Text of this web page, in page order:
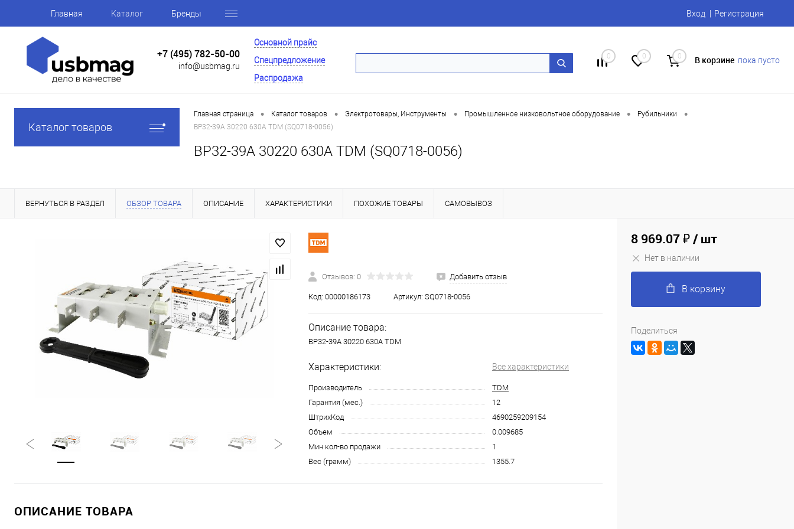
Главная Каталог Бренды Вход Регистрация
+7 (495) 782-50-00
info@usbmag.ru
Основной прайс
Спецпредложение
Распродажа
0 0 0 В корзине пока пусто
Каталог товаров
Главная страница • Каталог товаров • Электротовары, Инструменты • Промышленное низковольтное оборудование • Рубильники •
ВР32-39А 30220 630А TDM (SQ0718-0056)
ВР32-39А 30220 630А TDM (SQ0718-0056)
ВЕРНУТЬСЯ В РАЗДЕЛ ОБЗОР ТОВАРА ОПИСАНИЕ ХАРАКТЕРИСТИКИ ПОХОЖИЕ ТОВАРЫ САМОВЫВОЗ
Отзывов: 0 Добавить отзыв
Код: 00000186173 Артикул: SQ0718-0056
Описание товара:
ВР32-39А 30220 630А TDM
Характеристики: Все характеристики
Производитель
TDM
Гарантия (мес.)
12
ШтрихКод
4690259209154
Объем
0.009685
Мин кол-во продажи
1
Вес (грамм)
1355.7
ОПИСАНИЕ ТОВАРА
8 969.07 ₽/ шт
Нет в наличии
В корзину
Поделиться